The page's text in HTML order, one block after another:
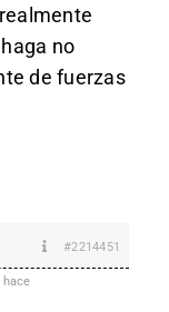
no
de fuerzas
#2214451
hace